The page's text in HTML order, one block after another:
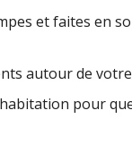
et faites en
autour de
pour